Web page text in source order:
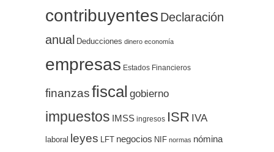
contribuyentes Declaración
anual Deducciones dinero economía
empresas Estados Financieros
finanzasfiscal gobierno
impuestos IMSS ingresos ISR IVA
laboral leyes LFT negocios NIF normas nómina